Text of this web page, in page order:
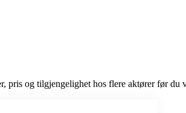
og tilgjengelighet hos flere aktører før du